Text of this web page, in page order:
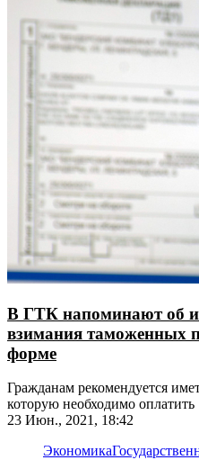
В ГТК напоминают об
взимания таможенных
форме
Гражданам рекомендуется
которую необходимо оплатить
23 Июн., 2021, 18:42
Экономика